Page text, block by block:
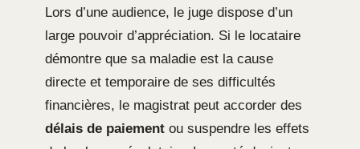
Lors d’une audience, le juge dispose d’un
large pouvoir d’appréciation. Si le locataire
démontre que sa maladie est la cause
directe et temporaire de ses difficultés
financières, le magistrat peut accorder des
délais de paiement ou suspendre les effets